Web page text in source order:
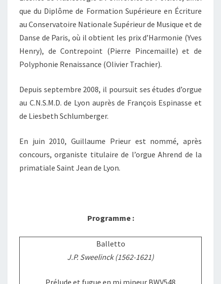
que du Diplôme de Formation Supérieure en Écriture
au Conservatoire Nationale Supérieur de Musique et de
Danse de Paris, où il obtient les prix d’Harmonie (Yves
Henry), de Contrepoint (Pierre Pincemaille) et de
Polyphonie Renaissance (Olivier Trachier).
Depuis septembre 2008, il poursuit ses études d’orgue
au C.N.S.M.D. de Lyon auprès de François Espinasse et
de Liesbeth Schlumberger.
En juin 2010, Guillaume Prieur est nommé, après
concours, organiste titulaire de l’orgue Ahrend de la
primatiale Saint Jean de Lyon.
Programme :
Balletto
J.P. Sweelinck (1562-1621)
Prélude et fugue en mi mineur BWV548